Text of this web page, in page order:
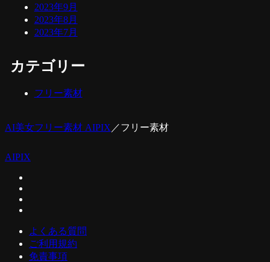
2023年9月
2023年8月
2023年7月
カテゴリー
フリー素材
AI美女フリー素材 AIPIX ／フリー素材
AIPIX
よくある質問
ご利用規約
免責事項